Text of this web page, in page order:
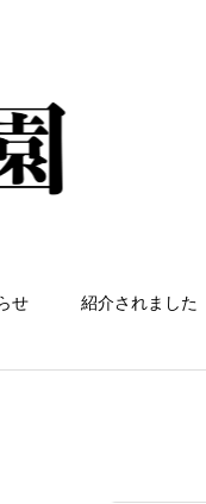
せ 紹介されました